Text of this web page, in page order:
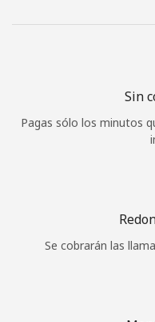
Inicia
Sin
Pagas sólo los minutos
Se cobrarán las